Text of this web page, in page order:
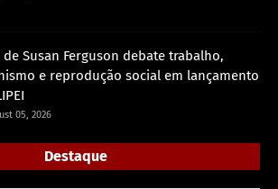
de Susan Ferguson debate trabalho,
e reprodução social em lançamento
05, 2026
Destaque